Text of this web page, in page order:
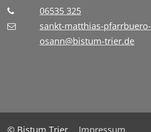
06535 325
sankt-matthias-pfarrbuero-
osann@bistum-trier.de
© Bistum Trier Impressum